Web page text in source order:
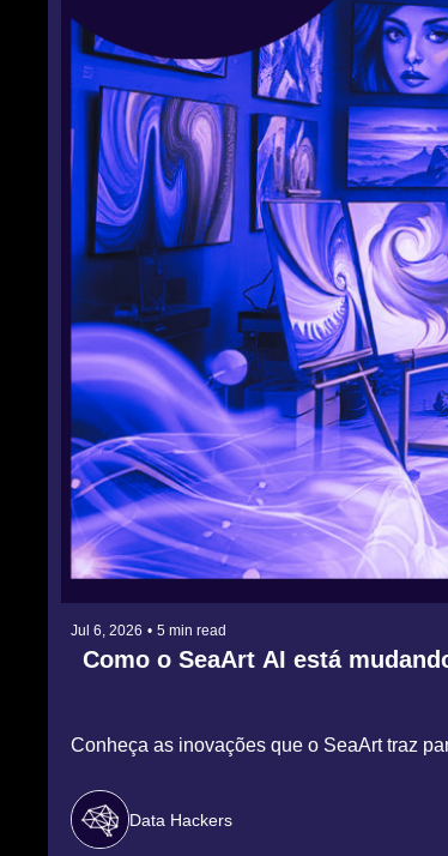
Jul 6, 2026 • 5 min read
Como o SeaArt AI está
Conheça as inovações que o SeaArt traz
Data Hackers